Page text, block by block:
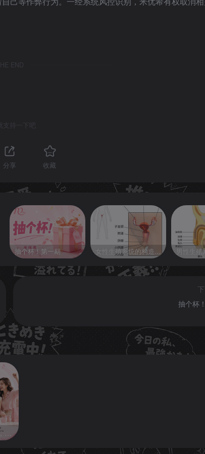
分享 收藏
抽个杯！第一期 女性生殖系统的构造、生理功能与健康常识
抽个杯
推广合伙人计划，共享欢愉，悦己共赢！